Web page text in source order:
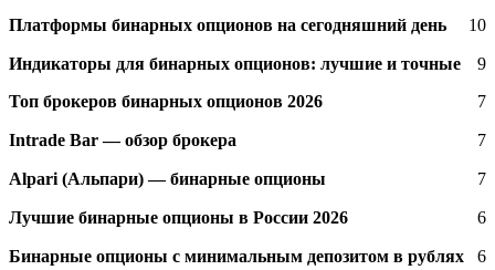
Платформы бинарных опционов на сегодняшний день 10
Индикаторы для бинарных опционов: лучшие и точные 9
Топ брокеров бинарных опционов 2026 7
Intrade Bar — обзор брокера 7
Alpari (Альпари) — бинарные опционы 7
Лучшие бинарные опционы в России 2026 6
Бинарные опционы с минимальным депозитом в рублях 6